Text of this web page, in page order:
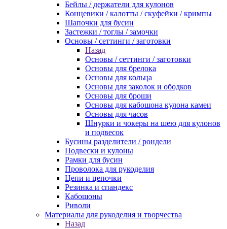
Бейлы / держатели для кулонов
Концевики / калотты / скуфейки / кримпы
Шапочки для бусин
Застежки / тоглы / замочки
Основы / сеттинги / заготовки
Назад
Основы / сеттинги / заготовки
Основы для брелока
Основы для кольца
Основы для заколок и ободков
Основы для броши
Основы для кабошона кулона камеи
Основы для часов
Шнурки и чокеры на шею для кулонов
и подвесок
Бусины разделители / рондели
Подвески и кулоны
Рамки для бусин
Проволока для рукоделия
Цепи и цепочки
Резинка и спандекс
Кабошоны
Риволи
Материалы для рукоделия и творчества
Назад